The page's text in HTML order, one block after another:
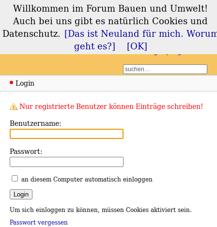
Forum Bauen und
Umwelt
Login
Nur registrierte Benutzer können Einträge schreiben!
Benutzername:
Passwort:
an diesem Computer automatisch einloggen
Um sich einloggen zu können, müssen Cookies aktiviert sein.
Passwort vergessen
Willkommen im Forum Bauen und Umwelt!
Auch bei uns gibt es natürlich Cookies und
Datenschutz. [Das ist Neuland für mich.
geht es?]
[OK]